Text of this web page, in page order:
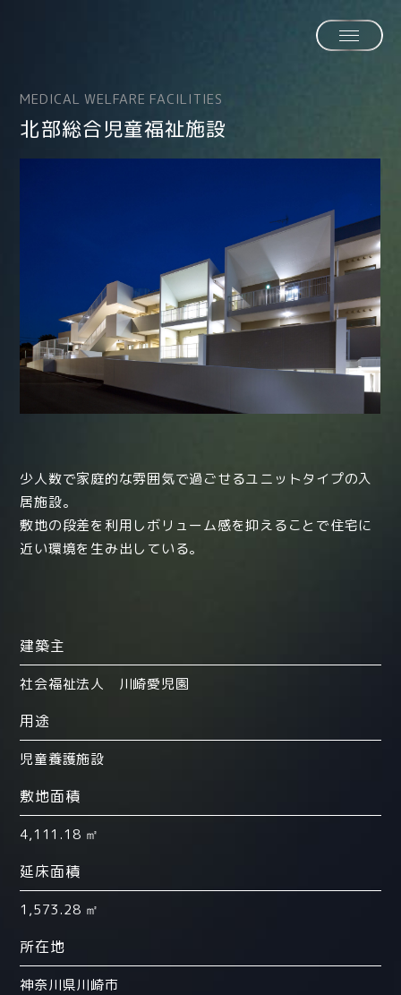
MEDICAL WELFARE FACILITIES
北部総合児童福祉施設
少人数で家庭的な雰囲気で過ごせるユニットタイプの入
居施設。
敷地の段差を利用しボリューム感を抑えることで住宅に
近い環境を生み出している。
建築主
社会福祉法人 川崎愛児園
用途
児童養護施設
敷地面積
4,111.18 ㎡
延床面積
1,573.28 ㎡
所在地
神奈川県川崎市